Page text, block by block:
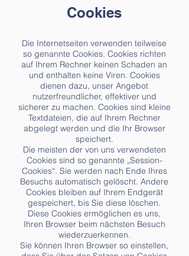
Cookies
Die Internetseiten verwenden teilweise
so genannte Cookies. Cookies richten
auf Ihrem Rechner keinen Schaden an
und enthalten keine Viren. Cookies
dienen dazu, unser Angebot
nutzerfreundlicher, effektiver und
sicherer zu machen. Cookies sind kleine
Textdateien, die auf Ihrem Rechner
abgelegt werden und die Ihr Browser
speichert.
Die meisten der von uns verwendeten
Cookies sind so genannte „Session-
Cookies“. Sie werden nach Ende Ihres
Besuchs automatisch gelöscht. Andere
Cookies bleiben auf Ihrem Endgerät
gespeichert, bis Sie diese löschen.
Diese Cookies ermöglichen es uns,
Ihren Browser beim nächsten Besuch
wiederzuerkennen.
Sie können Ihren Browser so einstellen,